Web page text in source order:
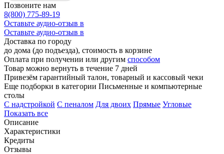
Позвоните нам
8(800) 775-89-19
Оставьте аудио-отзыв в
Оставьте аудио-отзыв в
Доставка по городу
до дома (до подъезда), стоимость в корзине
Оплата при получении или другим способом
Товар можно вернуть в течение 7 дней
Привезём гарантийный талон, товарный и кассовый чеки
Еще подборки в категории Письменные и компьютерные
столы
C надстройкой C пеналом Для двоих Прямые Угловые
Показать все
Описание
Характеристики
Кредиты
Отзывы